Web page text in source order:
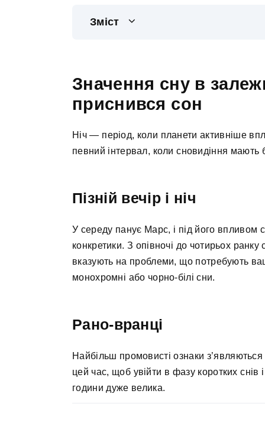
Зміст
Значення сну в
приснився сон
Ніч — період, коли планети активніше
певний інтервал, коли сновидіння мають
Пізній вечір і ніч
У середу панує Марс, і під його впливом
конкретики. З опівночі до чотирьох
вказують на проблеми, що потребують
монохромні або чорно-білі сни.
Рано-вранці
Найбільш промовисті ознаки
цей час, щоб увійти в фазу коротких снів
години дуже велика.